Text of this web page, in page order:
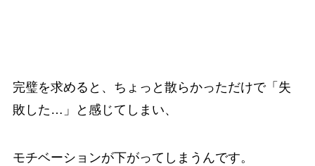
完璧を求めると、ちょっと散らかっただけで「失
敗した…」と感じてしまい、
モチベーションが下がってしまうんです。